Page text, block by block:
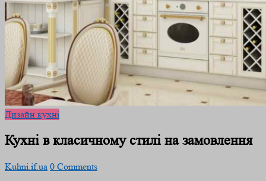
Дизайн кухні
Кухні в класичному стилі на замовлення
Kuhni.if.ua 0 Comments